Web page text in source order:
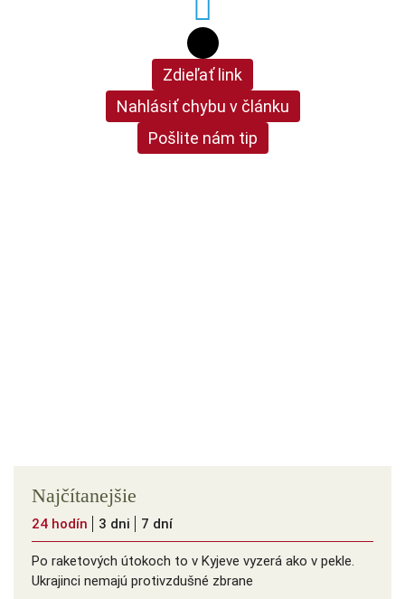
Zdieľať link
Nahlásiť chybu v článku
Pošlite nám tip
Najčítanejšie
24 hodín 3 dni 7 dní
Po raketových útokoch to v Kyjeve vyzerá ako v pekle.
Ukrajinci nemajú protivzdušné zbrane